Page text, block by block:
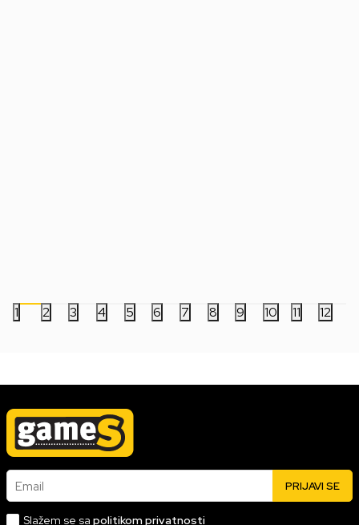
1 2 3 4 5 6 7 8 9 10 11 12
Email PRIJAVI SE
Slažem se sa politikom privatnosti